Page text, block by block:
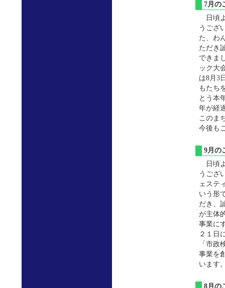
7月
日頃
うござ
た、わ
ただき
できま
ック大
は8月3
もたち
とう本
年が経
このま
今後も
9月
日頃
うござ
ェステ
いう形
だき、
が主体
事業に
２１日
「市政
事業を
います
8月